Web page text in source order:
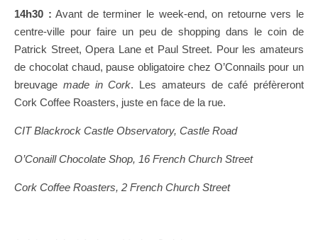
14h30 : Avant de terminer le week-end, on retourne vers le
centre-ville pour faire un peu de shopping dans le coin de
Patrick Street, Opera Lane et Paul Street. Pour les amateurs
de chocolat chaud, pause obligatoire chez O’Connails pour un
breuvage made in Cork. Les amateurs de café préfèreront
Cork Coffee Roasters, juste en face de la rue.
CIT Blackrock Castle Observatory, Castle Road
O’Conaill Chocolate Shop, 16 French Church Street
Cork Coffee Roasters, 2 French Church Street